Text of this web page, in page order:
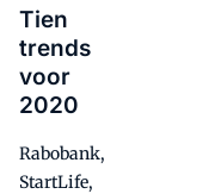
Tien
trends
voor
2020
Rabobank,
StartLife,